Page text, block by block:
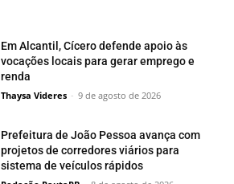
Em Alcantil, Cícero defende apoio às
vocações locais para gerar emprego e
renda
Thaysa Videres - 9 de agosto de 2026
Prefeitura de João Pessoa avança com
projetos de corredores viários para
sistema de veículos rápidos